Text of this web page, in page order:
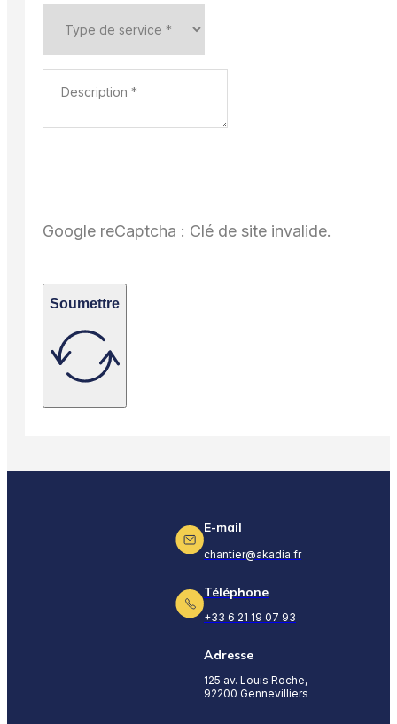
Google reCaptcha : Clé de site invalide.
Soumettre
E-mail
chantier@akadia.fr
Téléphone
+33 6 21 19 07 93
Adresse
125 av. Louis Roche,
92200 Gennevilliers